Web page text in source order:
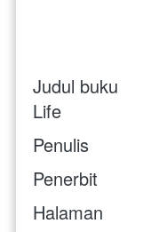
Judul buku
Life
Penulis
Penerbit
Halaman